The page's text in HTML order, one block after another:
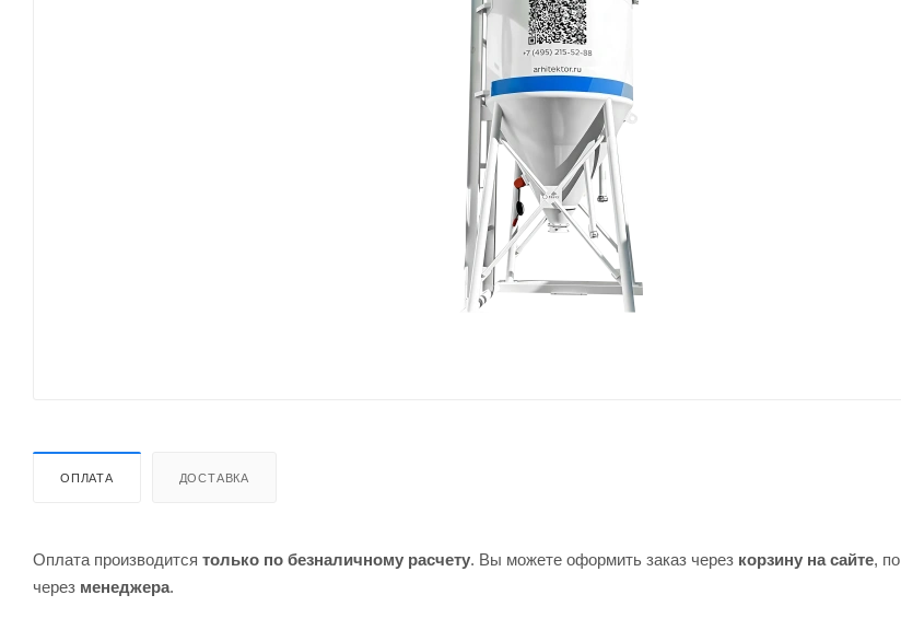
ОПЛАТА ДОСТАВКА
Оплата производится только по безналичному расчету. Вы можете оформить заказ через корзину на сайте, по
через менеджера.